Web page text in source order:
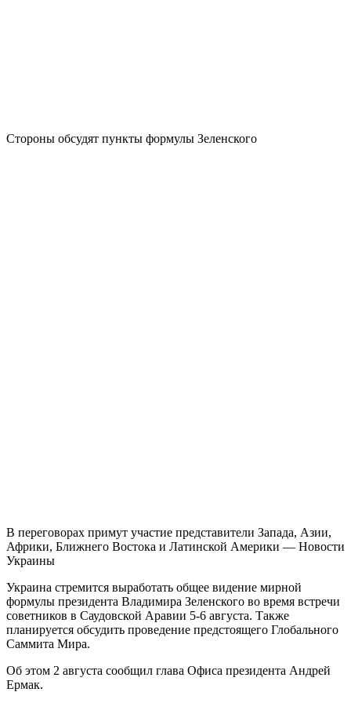
Стороны обсудят пункты формулы Зеленского
В переговорах примут участие представители Запада, Азии,
Африки, Ближнего Востока и Латинской Америки — Новости
Украины
Украина стремится выработать общее видение мирной
формулы президента Владимира Зеленского во время встречи
советников в Саудовской Аравии 5-6 августа. Также
планируется обсудить проведение предстоящего Глобального
Саммита Мира.
Об этом 2 августа сообщил глава Офиса президента Андрей
Ермак.